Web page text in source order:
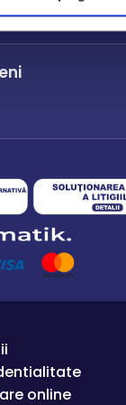
online